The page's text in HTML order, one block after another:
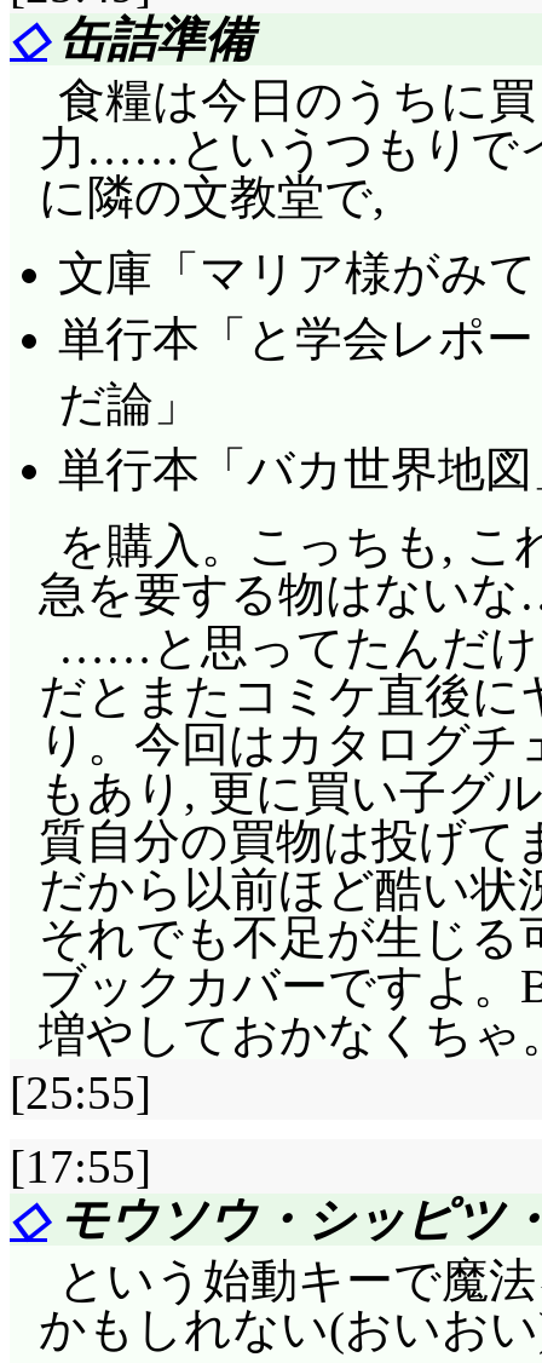
って。他の人に頼っ
てみようって」次回
降)になります(違!)。
う!」「駄目……」「は
目!」「坂井君が好き
言っちゃ駄目!」さー
られないぞ。だけど,
で, シャナも勢いで悠
けて欲しい所ですが
そこから恋に悩む姿
よ。これが私の主張
「私だって, 私だっ
「……何すんのよ! 何
せてやる, 私の気持ち
とずっともっと沢山
絶対負けない! 絶対,
ち向いてるんですか
啓作・栄太に煽られ
るほど, フリアグネの
ージョリー達にも色
の中を動いているト
はつまり, 啓作達のよ
いは悠二であるか, で
に解るでしょう。だ
ジョリーですよね(次
その悠二は, 広範囲
探ろうと。現状悠二
阿吽の呼吸ですね, こ
普通に使われている
だと理解する灯里。
普通に使われていたん
てしまえば……何も変
られるアリア社長っ
止!」EDによると明菜
タ, アンジェ, アレフ,
見事に「あ」オンパ
君達が担って行くん
美味しいパン屋さん
屋さんやいろいろな
全部やってますね」
でしょうけどね。「
よ」上手い!
猫は過去と未来を繋
長にするの, 瞳の色だ
れませんね。「さよ
語ならFuturoだそうで
ね……。帰宅した灯
かしたら, アリシアも
クアの優しさの変わ
OPがスキャットで驚
よ……うーん, 凄い。
◇缶詰準備
食糧は今日のうちに
力……というつもりで
に隣の文教堂で,
文庫「マリア様がみ
単行本「と学会レポ
だ論」
単行本「バカ世界地
を購入。こっちも, こ
急を要する物はない
……と思ってたんだけ
だとまたコミケ直後に
り。今回はカタログ
もあり, 更に買い子グ
質自分の買物は投げて
だから以前ほど酷い状
それでも不足が生じ
ブックカバーですよ
増やしておかなくちゃ
[25:55]
[17:55]
◇モウソウ・シッピツ
という始動キーで魔
かもしれない(おいお